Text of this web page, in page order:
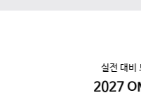
실전 대비
2027